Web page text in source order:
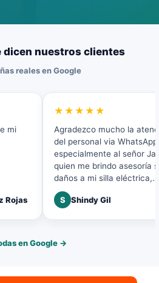
dicen nuestros clientes
reales en Google
mi
Rojas
★★★★★
Agradezco mucho la
del personal via
especialmente al señor
quien me brindo asesoría
daños a mi silla eléctrica,
agradezco la buena
disposición a mi solicitud.
S Shindy Gil
en Google →